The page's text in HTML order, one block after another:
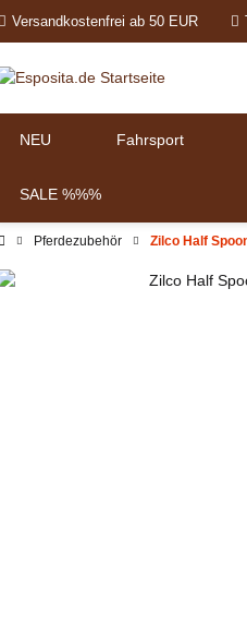
Versandkostenfrei ab 50 EUR
NEU Fahrsport
SALE %%%
Pferdezubehör Zilco Half